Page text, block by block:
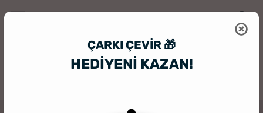
ÇARKI ÇEVIR 🎁
HEDİYENİ KAZAN!